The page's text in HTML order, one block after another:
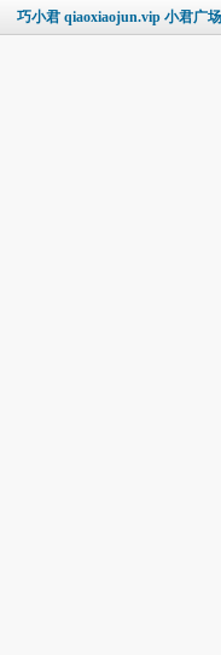
巧小君 qiaoxiaojun.vip 小君广